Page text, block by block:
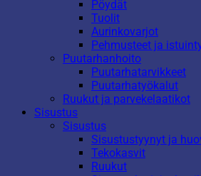
Pöydät
Tuolit
Aurinkovarjot
Pehmusteet ja
Puutarhanhoito
Puutarhatarvikkeet
Puutarhatyökalut
Ruukut ja parvekelaatikot
Sisustus
Sisustus
Sisustustyynyt ja
Tekokasvit
Ruukut